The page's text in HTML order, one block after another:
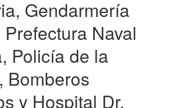
Gendarmería
Naval
Policía de la
Bomberos
y Hospital Dr.